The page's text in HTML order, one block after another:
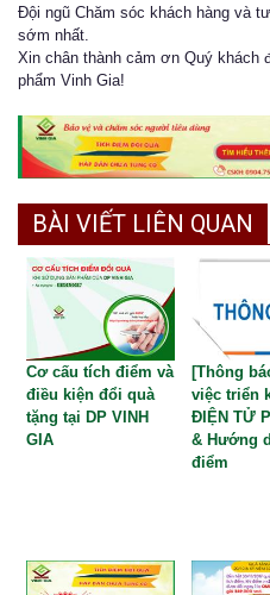
Đội ngũ Chăm sóc khách hàng và
sớm nhất.
Xin chân thành cảm ơn Quý khách
phẩm Vinh Gia!
BÀI VIẾT LIÊN QUAN
Cơ cấu tích điểm và
điều kiện đổi quà
tặng tại DP VINH
GIA
[Thông
việc triển
ĐIỆN TỬ
& Hướng
điểm